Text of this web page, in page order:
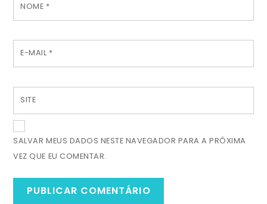
NOME *
E-MAIL *
SITE
SALVAR MEUS DADOS NESTE NAVEGADOR PARA A PRÓXIMA
VEZ QUE EU COMENTAR.